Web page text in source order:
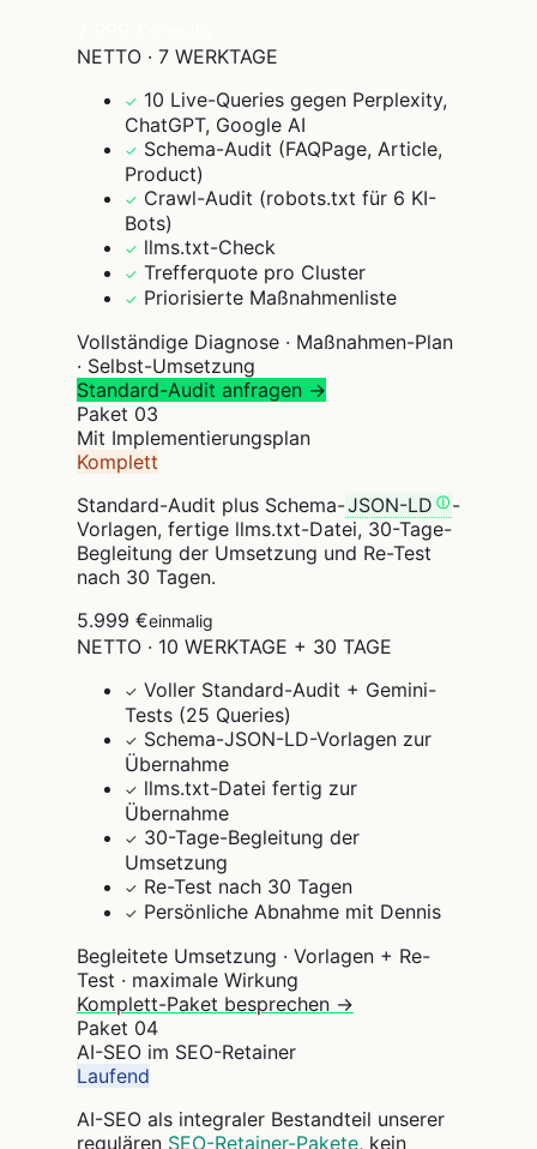
NETTO · 7 WERKTAGE
✓ 10 Live-Queries gegen Perplexity,
ChatGPT, Google AI
✓ Schema-Audit (FAQPage, Article,
Product)
✓ Crawl-Audit (robots.txt für 6 KI-
Bots)
✓ llms.txt-Check
✓ Trefferquote pro Cluster
✓ Priorisierte Maßnahmenliste
Vollständige Diagnose · Maßnahmen-Plan
· Selbst-Umsetzung
Standard-Audit anfragen →
Paket 03
Mit Implementierungsplan
Komplett
Standard-Audit plus Schema-JSON-LD
-
Vorlagen, fertige llms.txt-Datei, 30-Tage-
Begleitung der Umsetzung und Re-Test
nach 30 Tagen.
5.999 €einmalig
NETTO · 10 WERKTAGE + 30 TAGE
✓ Voller Standard-Audit + Gemini-
Tests (25 Queries)
✓ Schema-JSON-LD-Vorlagen zur
Übernahme
✓ llms.txt-Datei fertig zur
Übernahme
✓ 30-Tage-Begleitung der
Umsetzung
✓ Re-Test nach 30 Tagen
✓ Persönliche Abnahme mit Dennis
Begleitete Umsetzung · Vorlagen + Re-
Test · maximale Wirkung
Komplett-Paket besprechen →
Paket 04
AI-SEO im SEO-Retainer
Laufend
AI-SEO als integraler Bestandteil unserer
regulären SEO-Retainer-Pakete, kein